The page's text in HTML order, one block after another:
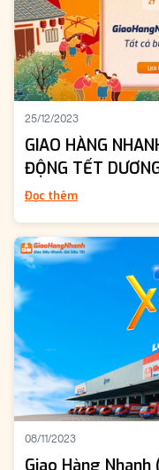
25/12/2023
GIAO HÀNG
ĐỘNG TẾT
Đọc thêm
08/11/2023
Giao Hàng